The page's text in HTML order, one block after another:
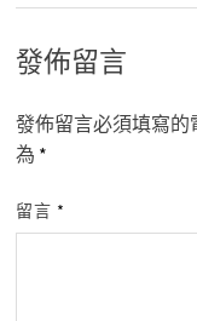
發佈留言
發佈留言必須填寫的
為 *
留言 *